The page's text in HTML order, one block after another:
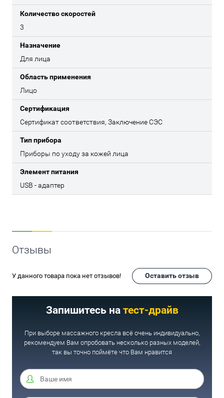
Количество скоростей
3
Назначение
Для лица
Область применения
Лицо
Сертификация
Сертификат соответствия, Заключение СЭС
Тип прибора
Приборы по уходу за кожей лица
Элемент питания
USB - адаптер
Отзывы
У данного товара пока нет отзывов! Оставить отзыв
Запишитесь на тест-драйв
При выборе массажного кресла всё очень индивидуально,
рекомендуем Вам опробовать несколько разных моделей,
так вы точно поймёте что Вам нравится